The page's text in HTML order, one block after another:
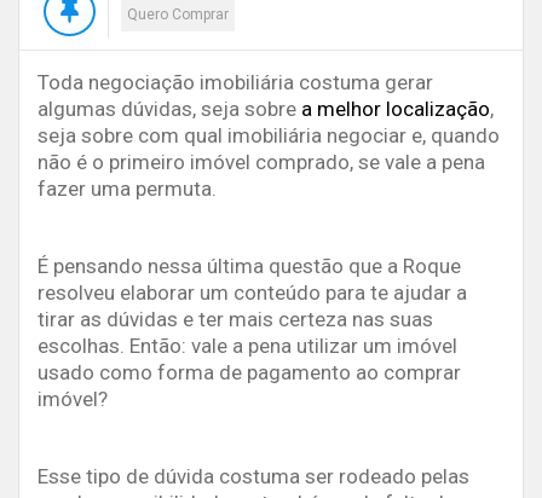
Quero Comprar
Toda negociação imobiliária costuma gerar
algumas dúvidas, seja sobre a melhor localização,
seja sobre com qual imobiliária negociar e, quando
não é o primeiro imóvel comprado, se vale a pena
fazer uma permuta.
É pensando nessa última questão que a Roque
resolveu elaborar um conteúdo para te ajudar a
tirar as dúvidas e ter mais certeza nas suas
escolhas. Então: vale a pena utilizar um imóvel
usado como forma de pagamento ao comprar
imóvel?
Esse tipo de dúvida costuma ser rodeado pelas